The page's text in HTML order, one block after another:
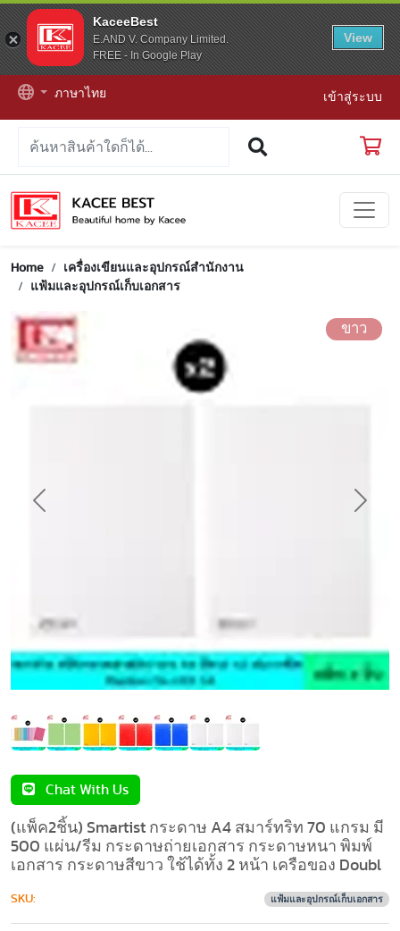
KaceeBest
E.AND V. Company Limited.
FREE - In Google Play
View
ภาษาไทย เข้าสู่ระบบ
Home
เครื่องเขียนและอุปกรณ์สำนักงาน
แฟ้มและอุปกรณ์เก็บเอกสาร
ขาว
Previous Next
Chat With Us
(แพ็ค2ชิ้น) Smartist กระดาษ A4 สมาร์ทริท 70 แกรม มี
500 แผ่น/รีม กระดาษถ่ายเอกสาร กระดาษหนา พิมพ์
เอกสาร กระดาษสีขาว ใช้ได้ทั้ง 2 หน้า เครือของ Doubl
SKU: แฟ้มและอุปกรณ์เก็บเอกสาร